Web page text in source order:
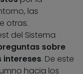
las
otras.
del Sistema
sobre
intereses. De este
hacia los